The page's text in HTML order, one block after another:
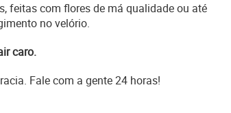
feitas com flores de má qualidade ou até
no velório.
caro.
Fale com a gente 24 horas!